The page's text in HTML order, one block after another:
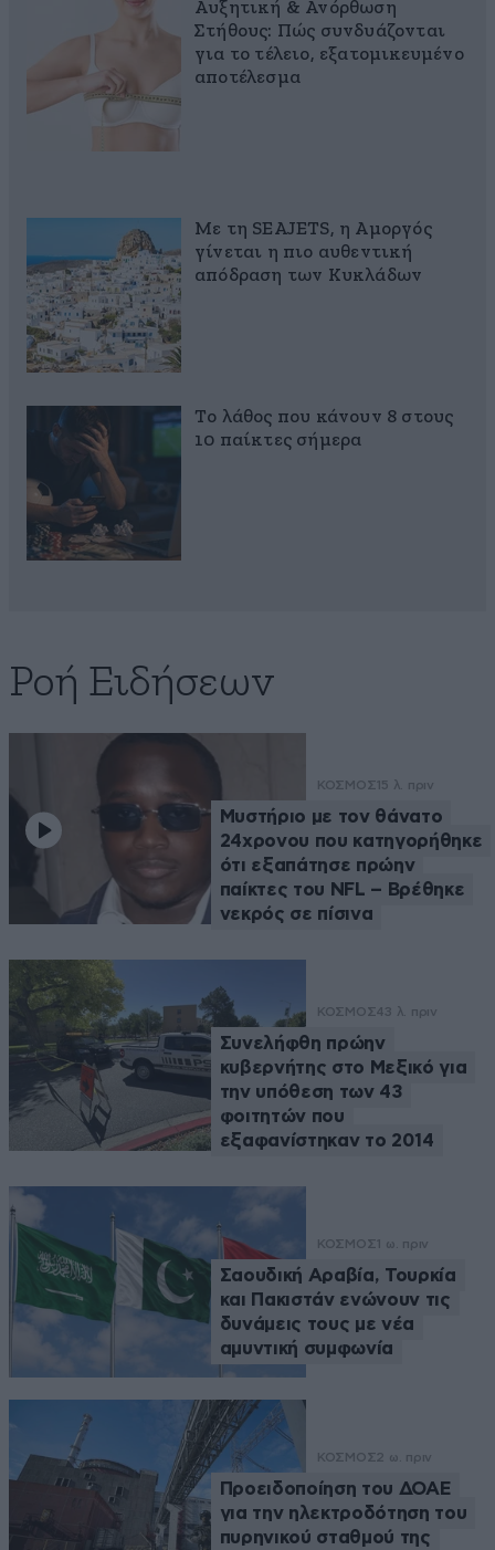
Αυξητική & Ανόρθωση
Στήθους: Πώς συνδυάζονται
για το τέλειο, εξατομικευμένο
αποτέλεσμα
Με τη SEAJETS, η Αμοργός
γίνεται η πιο αυθεντική
απόδραση των Κυκλάδων
Το λάθος που κάνουν 8 στους
10 παίκτες σήμερα
Ροή Ειδήσεων
ΚΟΣΜΟΣ 15 λ. πριν
Μυστήριο με τον θάνατο
24χρονου που κατηγορήθηκε
ότι εξαπάτησε πρώην
παίκτες του NFL – Βρέθηκε
νεκρός σε πίσινα
ΚΟΣΜΟΣ43 λ. πριν
Συνελήφθη πρώην
κυβερνήτης στο Μεξικό για
την υπόθεση των 43
φοιτητών που
εξαφανίστηκαν το 2014
ΚΟΣΜΟΣ 1 ω. πριν
Σαουδική Αραβία, Τουρκία
και Πακιστάν ενώνουν τις
δυνάμεις τους με νέα
αμυντική συμφωνία
ΚΟΣΜΟΣ2 ω. πριν
Προειδοποίηση του ΔΟΑΕ
για την ηλεκτροδότηση του
πυρηνικού σταθμού της